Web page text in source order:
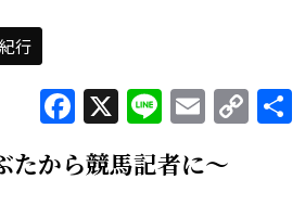
行
Facebook
X LineEmail
たから競馬記者に～